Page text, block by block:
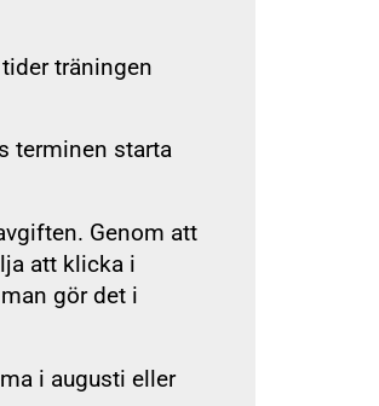
träningen
terminen starta
Genom att
att klicka i
gör det i
i augusti eller